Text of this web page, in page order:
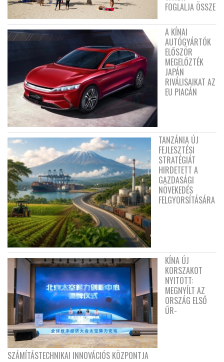
FOGLALJA ÖSSZE
A KÍNAI
AUTÓGYÁRTÓK
ELŐSZÖR
MEGELŐZTÉK
JAPÁN
RIVÁLISAIKAT AZ
EU PIACÁN
TANZÁNIA ÚJ
FEJLESZTÉSI
STRATÉGIÁT
HIRDETETT A
GAZDASÁGI
NÖVEKEDÉS
FELGYORSÍTÁSÁRA
KÍNA ÚJ
KORSZAKOT
NYITOTT:
MEGNYÍLT AZ
ORSZÁG ELSŐ
ŰR-
SZÁMÍTÁSTECHNIKAI INNOVÁCIÓS KÖZPONTJA